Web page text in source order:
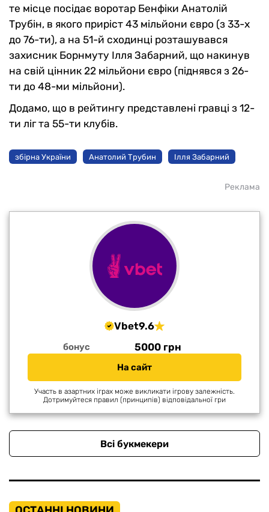
те місце посідає воротар Бенфіки Анатолій
Трубін, в якого приріст 43 мільйони євро (з 33-х
до 76-ти), а на 51-й сходинці розташувався
захисник Борнмуту Ілля Забарний, що накинув
на свій цінник 22 мільйони євро (піднявся з 26-
ти до 48-ми мільйони).
Додамо, що в рейтингу представлені гравці з 12-
ти ліг та 55-ти клубів.
збірна України Анатолий Трубин Ілля Забарний
Реклама
Vbet9.6
бонус 5000 грн
На сайт
Участь в азартних іграх може викликати ігрову залежність.
Дотримуйтеся правил (принципів) відповідальної гри
Всі букмекери